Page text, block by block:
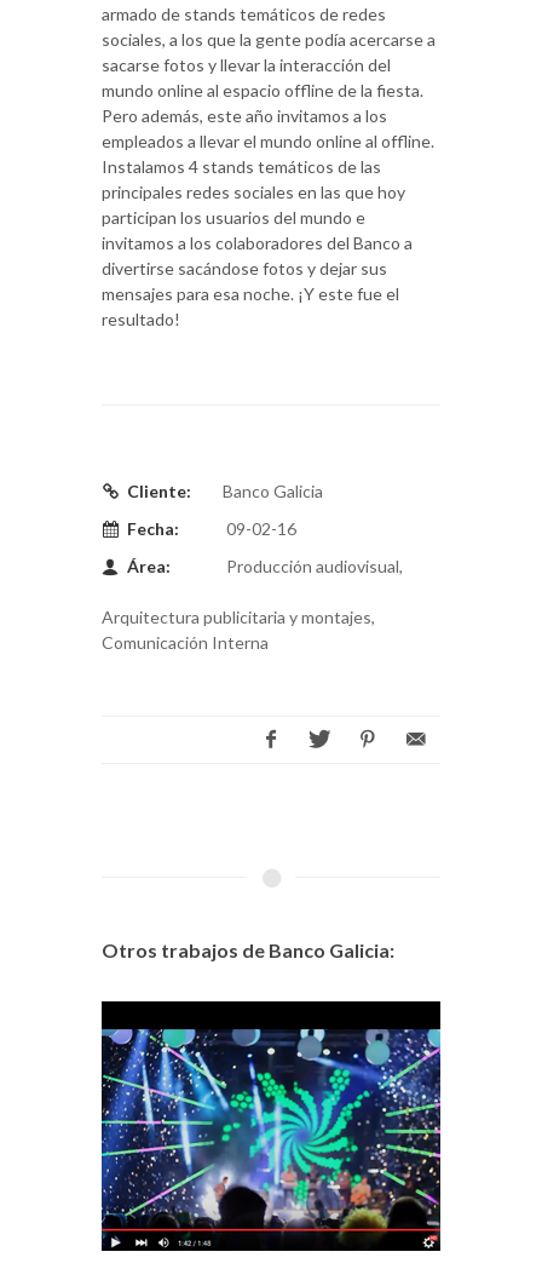
armado de stands temáticos de redes
sociales, a los que la gente podía acercarse a
sacarse fotos y llevar la interacción del
mundo online al espacio offline de la fiesta.
Pero además, este año invitamos a los
empleados a llevar el mundo online al offline.
Instalamos 4 stands temáticos de las
principales redes sociales en las que hoy
participan los usuarios del mundo e
invitamos a los colaboradores del Banco a
divertirse sacándose fotos y dejar sus
mensajes para esa noche. ¡Y este fue el
resultado!
Cliente:
Banco Galicia
Fecha:
09-02-16
Área:
Producción audiovisual,
Arquitectura publicitaria y montajes,
Comunicación Interna
Otros trabajos de Banco Galicia: